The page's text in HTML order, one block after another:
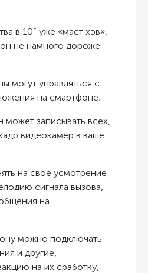
в 10” уже «маст хэв»,
не намного дороже
могут управляться с
на смартфоне;
записывать всех,
видеокамер в ваше
на свое усмотрение
сигнала вызова,
на
можно подключать
и другие,
на их сработку;